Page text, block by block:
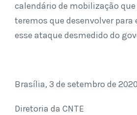
calendário de mobilização
teremos que desenvolver
esse ataque desmedido do
Brasília, 3 de setembro de 2020
Diretoria da CNTE